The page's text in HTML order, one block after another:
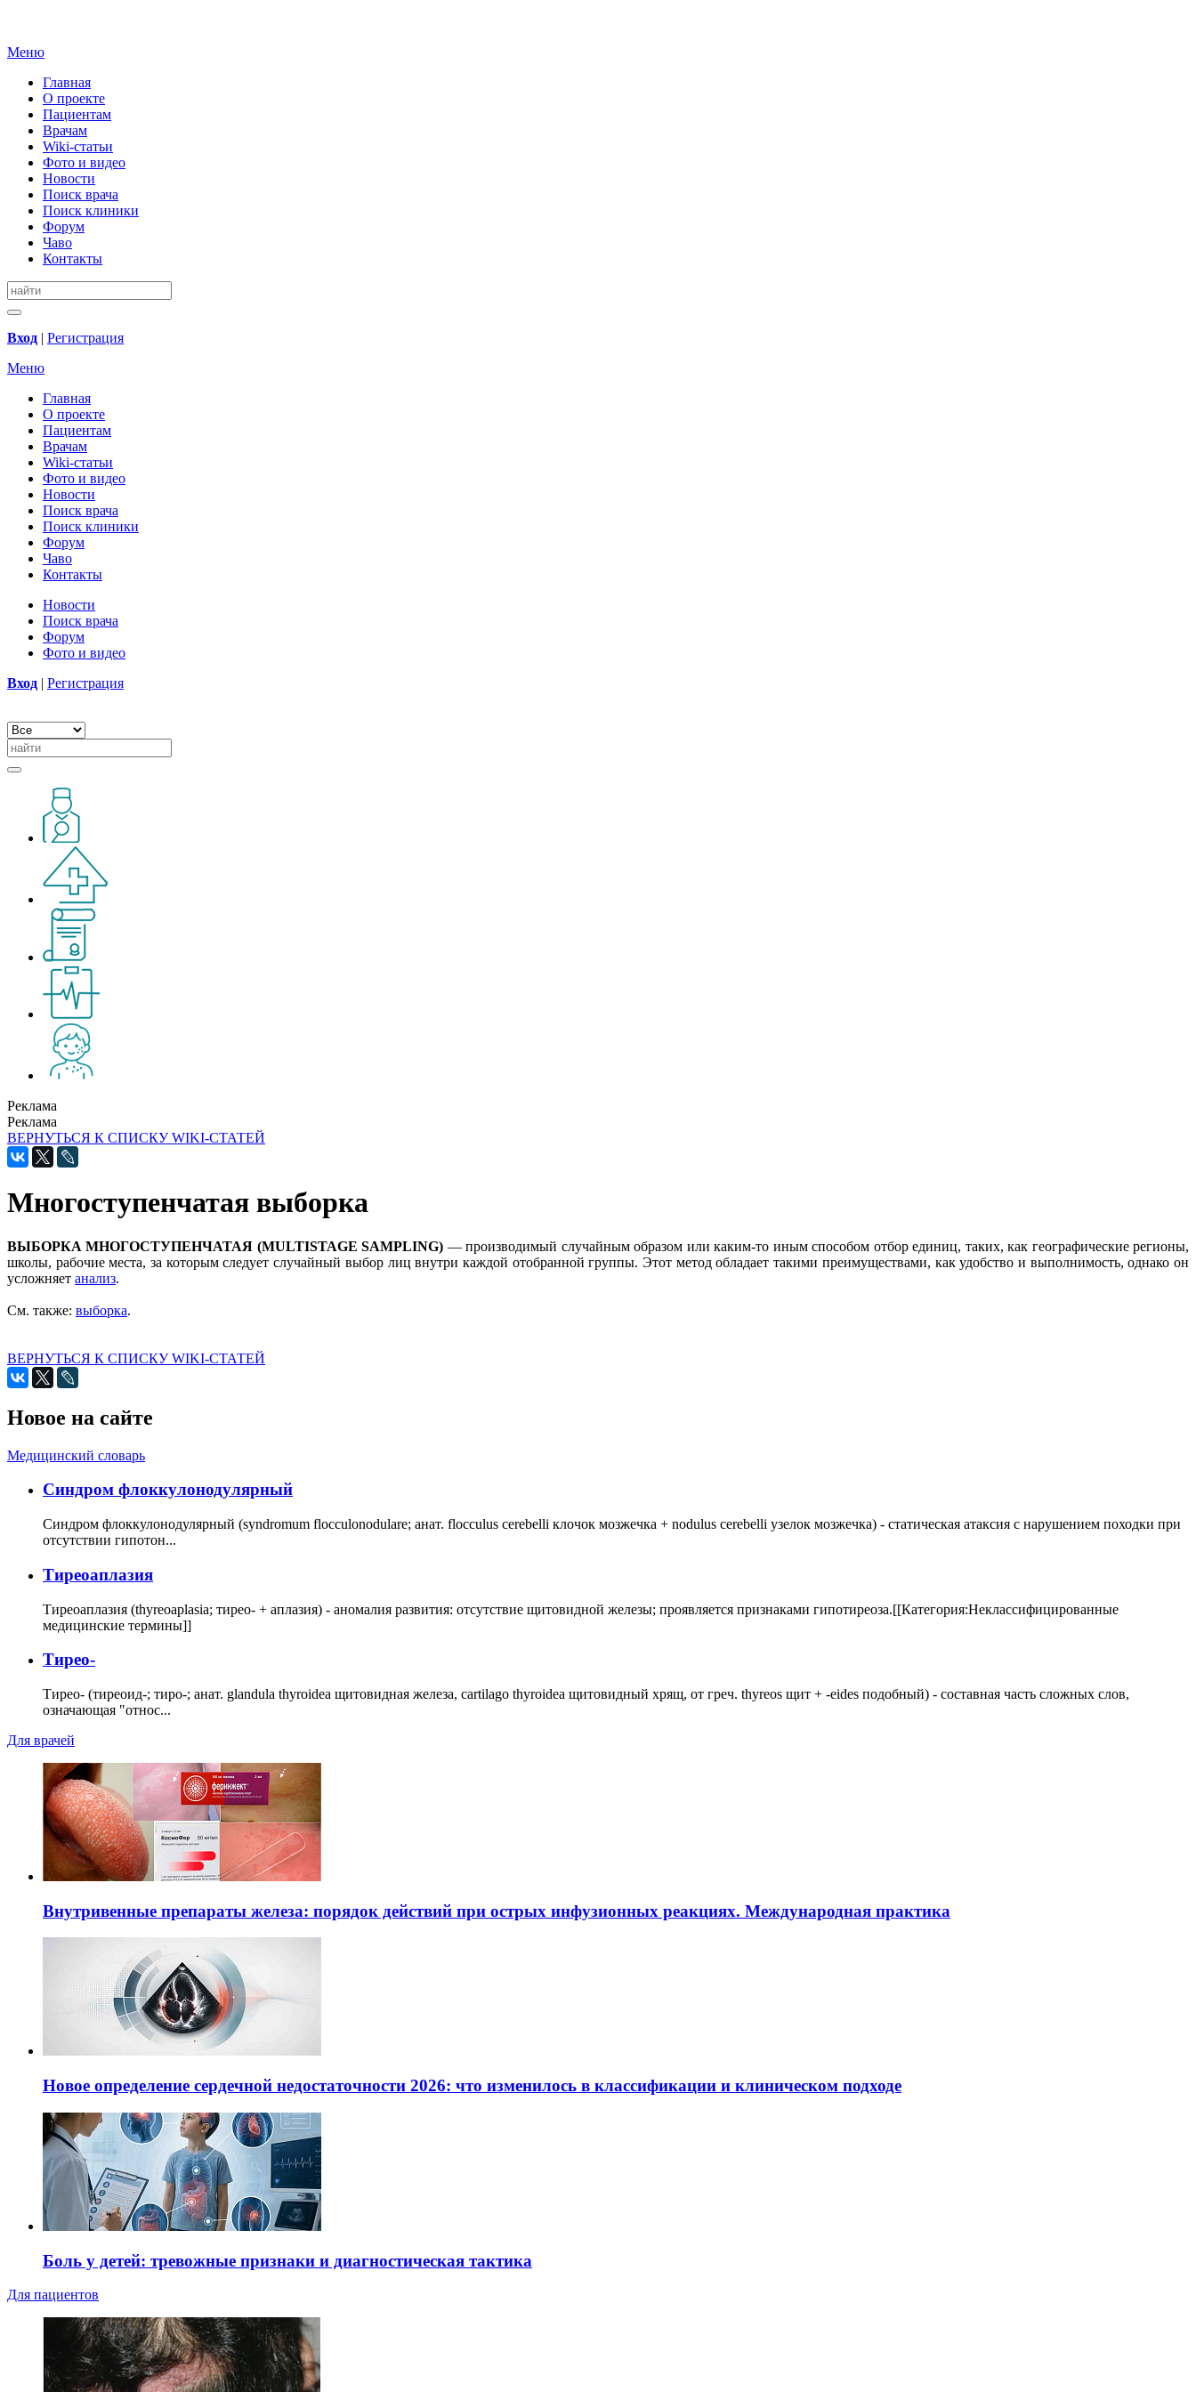
Меню
Главная
О проекте
Пациентам
Врачам
Wiki-статьи
Фото и видео
Новости
Поиск врача
Поиск клиники
Форум
Чаво
Контакты
Вход | Регистрация
Меню
Главная
О проекте
Пациентам
Врачам
Wiki-статьи
Фото и видео
Новости
Поиск врача
Поиск клиники
Форум
Чаво
Контакты
Новости
Поиск врача
Форум
Фото и видео
Вход | Регистрация
Реклама
Реклама
ВЕРНУТЬСЯ К СПИСКУ WIKI-СТАТЕЙ
Многоступенчатая выборка
ВЫБОРКА МНОГОСТУПЕНЧАТАЯ (MULTISTAGE SAMPLING) — производимый случайным образом или каким-то иным способом отбор единиц, таких, как географические регионы,
школы, рабочие места, за которым следует случайный выбор лиц внутри каждой отобранной группы. Этот метод обладает такими преимуществами, как удобство и выполнимость, однако он
усложняет анализ.
См. также: выборка.
ВЕРНУТЬСЯ К СПИСКУ WIKI-СТАТЕЙ
Новое на сайте
Медицинский словарь
Cиндром флоккулонодулярный
Синдром флоккулонодулярный (syndromum flocculonodulare; анат. flocculus cerebelli клочок мозжечка + nodulus cerebelli узелок мозжечка) - статическая атаксия с нарушением походки при
отсутствии гипотон...
Тиреоаплазия
Тиреоаплазия (thyreoaplasia; тирео- + аплазия) - аномалия развития: отсутствие щитовидной железы; проявляется признаками гипотиреоза.[[Категория:Неклассифицированные
медицинские термины]]
Тирео-
Тирео- (тиреоид-; тиро-; анат. glandula thyroidea щитовидная железа, cartilago thyroidea щитовидный хрящ, от греч. thyreos щит + -eides подобный) - составная часть сложных слов,
означающая "относ...
Для врачей
Внутривенные препараты железа: порядок действий при острых инфузионных реакциях. Международная практика
Новое определение сердечной недостаточности 2026: что изменилось в классификации и клиническом подходе
Боль у детей: тревожные признаки и диагностическая тактика
Для пациентов